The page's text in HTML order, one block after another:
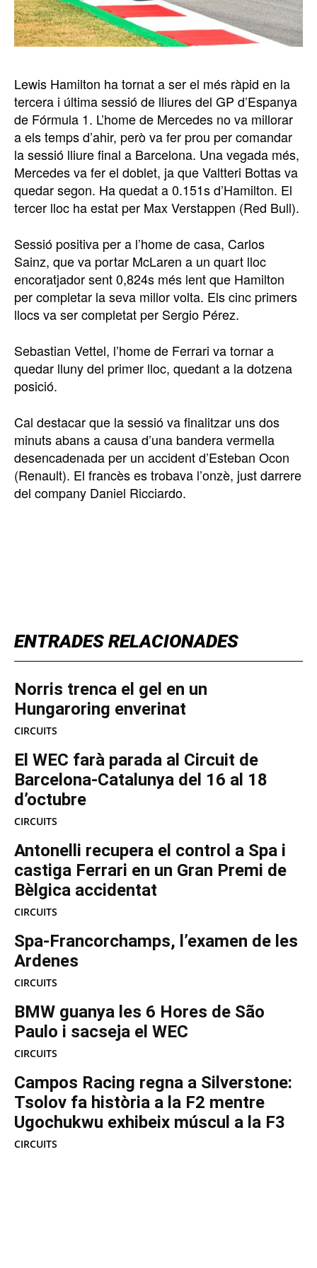
ENTRADES RELACIONADES
Norris trenca el gel en un
Hungaroring enverinat
CIRCUITS
El WEC farà parada al Circuit de
Barcelona-Catalunya del 16 al 18
d’octubre
CIRCUITS
Antonelli recupera el control a Spa i
castiga Ferrari en un Gran Premi de
Bèlgica accidentat
CIRCUITS
Spa-Francorchamps, l’examen de les
Ardenes
CIRCUITS
BMW guanya les 6 Hores de São
Paulo i sacseja el WEC
CIRCUITS
Campos Racing regna a Silverstone:
Tsolov fa història a la F2 mentre
Ugochukwu exhibeix múscul a la F3
CIRCUITS
Lewis Hamilton ha tornat a ser el més ràpid en la
tercera i última sessió de lliures del GP d’Espanya
de Fórmula 1. L’home de Mercedes no va millorar
a els temps d’ahir, però va fer prou per comandar
la sessió lliure final a Barcelona. Una vegada més,
Mercedes va fer el doblet, ja que Valtteri Bottas va
quedar segon. Ha quedat a 0.151s d’Hamilton. El
tercer lloc ha estat per Max Verstappen (Red Bull).
Sessió positiva per a l’home de casa, Carlos
Sainz, que va portar McLaren a un quart lloc
encoratjador sent 0,824s més lent que Hamilton
per completar la seva millor volta. Els cinc primers
llocs va ser completat per Sergio Pérez.
Sebastian Vettel, l’home de Ferrari va tornar a
quedar lluny del primer lloc, quedant a la dotzena
posició.
Cal destacar que la sessió va finalitzar uns dos
minuts abans a causa d’una bandera vermella
desencadenada per un accident d’Esteban Ocon
(Renault). El francès es trobava l’onzè, just darrere
del company Daniel Ricciardo.